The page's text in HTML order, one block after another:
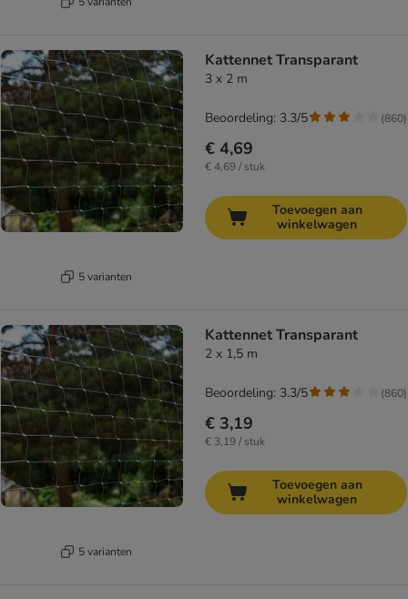
5 varianten
Kattennet Transparant
3 x 2 m
€ 4,69
€ 4,69 / stuk
Beoordeling: 3.3/5 (860)
Toevoegen aan
winkelwagen
5 varianten
Kattennet Transparant
2 x 1,5 m
€ 3,19
€ 3,19 / stuk
Beoordeling: 3.3/5 (860)
Toevoegen aan
winkelwagen